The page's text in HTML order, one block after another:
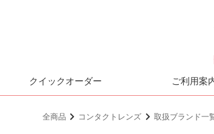
クイックオーダー ご利用案
全商品 コンタクトレンズ 取扱ブランド一